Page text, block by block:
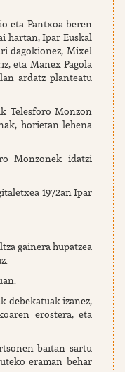
eta Pantxoa beren
hartan, Ipar Euskal
dagokionez, Mixel
eta Manex Pagola
ardatz planteatu
Telesforo Monzon
horietan lehena
Monzonek idatzi
1972an Ipar
gainera hupatzea
debekatuak izanez,
erostera, eta
baitan sartu
eraman behar